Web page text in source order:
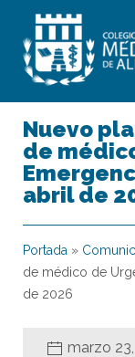
Nuevo
de
abril de
Portada »
de médico de
de 2026
marzo